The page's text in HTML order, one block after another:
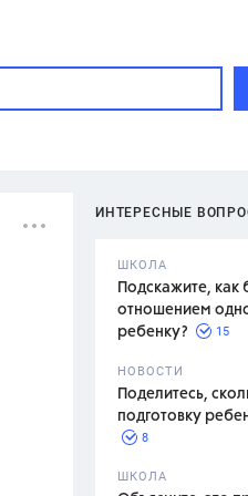
ИНТЕРЕСНЫЕ
ШКОЛА
Подскажите, как
отношением
ребенку?
15
НОВОСТИ
Поделитесь,
подготовку
8
ШКОЛА